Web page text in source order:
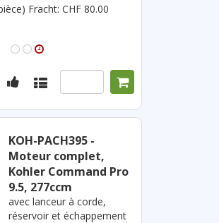
Fracht: CHF 80.00
KOH-PACH395 -
Moteur complet,
Kohler Command Pro
9.5, 277ccm
avec lanceur à corde,
réservoir et échappement